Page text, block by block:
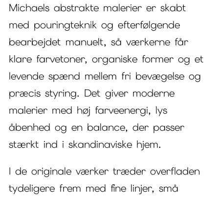
Michaels abstrakte malerier er skabt
med pouringteknik og efterfølgende
bearbejdet manuelt, så værkerne får
klare farvetoner, organiske former og et
levende spænd mellem fri bevægelse og
præcis styring. Det giver moderne
malerier med høj farveenergi, lys
åbenhed og en balance, der passer
stærkt ind i skandinaviske hjem.
I de originale værker træder overfladen
tydeligere frem med fine linjer, små